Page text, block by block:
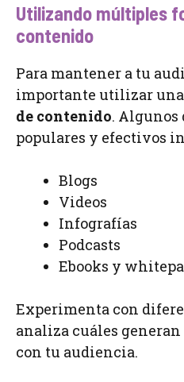
Utilizando múltiples
contenido
Para mantener a tu
importante utilizar una
de contenido. Algunos
populares y efectivos
Blogs
Videos
Infografías
Podcasts
Ebooks y
Experimenta con
analiza cuáles
con tu audiencia.